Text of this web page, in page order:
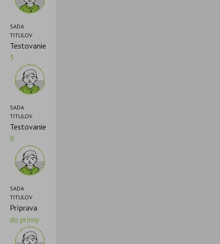
SADA
TITULOV
Testovanie
5
SADA
TITULOV
Testovanie
9
SADA
TITULOV
Príprava
do prímy